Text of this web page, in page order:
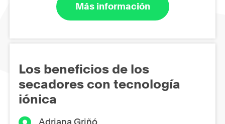
Más información
Los beneficios de los
secadores con tecnología
iónica
Adriana Griñó